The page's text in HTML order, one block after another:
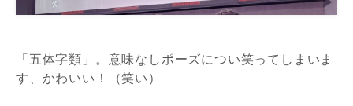
「五体字類」。意味なしポーズについ笑ってしまいま
す、かわいい！（笑い）